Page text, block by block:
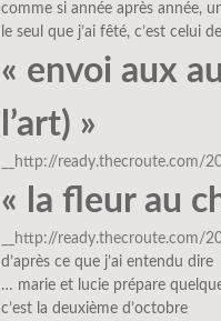
comme si année après année,
le seul que j’ai fêté, c’est celui
« envoi aux
l’art) »
__http://ready.thecroute.com/
« la fleur au
__http://ready.thecroute.com/
d’après ce que j’ai entendu dire
… marie et lucie prépare
c’est la deuxième d’octobre